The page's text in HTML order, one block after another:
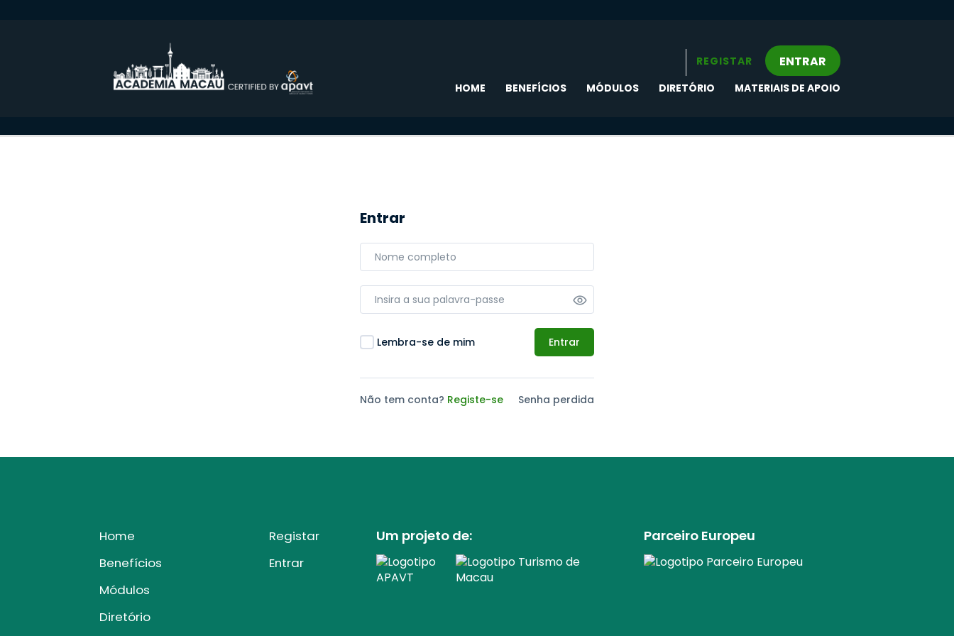
REGISTAR ENTRAR
HOME BENEFÍCIOS MÓDULOS DIRETÓRIO MATERIAIS DE APOIO
Entrar
Lembra-se de mim Entrar
Não tem conta? Registe-se Senha perdida
Home
Benefícios
Módulos
Diretório
Registar
Entrar
Um projeto de: Parceiro Europeu